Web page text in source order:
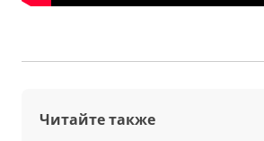
Читайте также